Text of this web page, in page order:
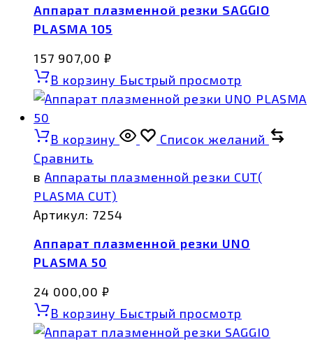
Аппарат плазменной резки SAGGIO
PLASMA 105
157 907,00 ₽
В корзину Быстрый просмотр
В корзину
Список желаний
Сравнить
в Аппараты плазменной резки CUT(
PLASMA CUT)
Артикул: 7254
Аппарат плазменной резки UNO
PLASMA 50
24 000,00 ₽
В корзину Быстрый просмотр